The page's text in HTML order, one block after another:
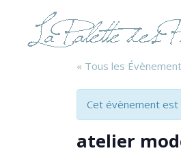
« Tous les
Cet évènement est
atelier